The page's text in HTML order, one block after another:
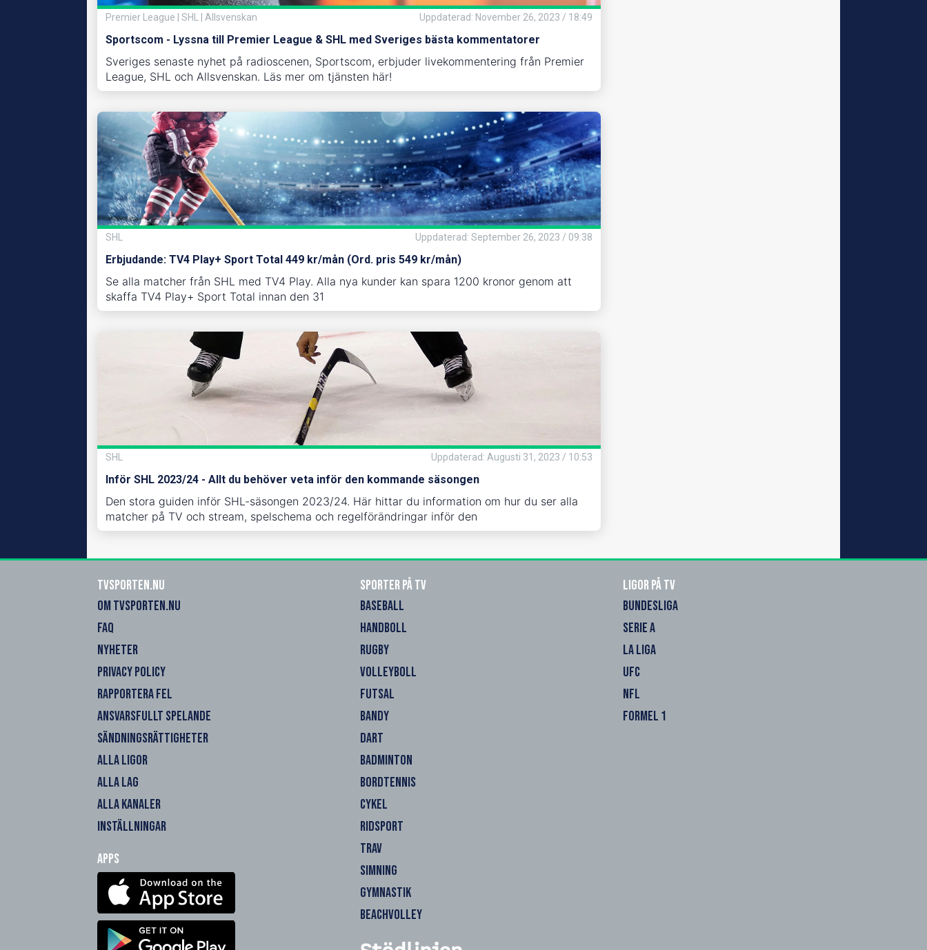
Premier League | SHL | Allsvenskan Uppdaterad: November 26, 2023 / 18:49
Sportscom - Lyssna till Premier League & SHL med Sveriges bästa kommentatorer
Sveriges senaste nyhet på radioscenen, Sportscom, erbjuder livekommentering från Premier
League, SHL och Allsvenskan. Läs mer om tjänsten här!
SHL Uppdaterad: September 26, 2023 / 09:38
Erbjudande: TV4 Play+ Sport Total 449 kr/mån (Ord. pris 549 kr/mån)
Se alla matcher från SHL med TV4 Play. Alla nya kunder kan spara 1200 kronor genom att
skaffa TV4 Play+ Sport Total innan den 31
SHL Uppdaterad: Augusti 31, 2023 / 10:53
Inför SHL 2023/24 - Allt du behöver veta inför den kommande säsongen
Den stora guiden inför SHL-säsongen 2023/24. Här hittar du information om hur du ser alla
matcher på TV och stream, spelschema och regelförändringar inför den
Tvsporten.nu
OM TVSPORTEN.NU
FAQ
NYHETER
PRIVACY POLICY
RAPPORTERA FEL
ANSVARSFULLT SPELANDE
SÄNDNINGSRÄTTIGHETER
ALLA LIGOR
ALLA LAG
ALLA KANALER
INSTÄLLNINGAR
Apps
Sporter på TV
BASEBALL
HANDBOLL
RUGBY
VOLLEYBOLL
FUTSAL
BANDY
DART
BADMINTON
BORDTENNIS
CYKEL
RIDSPORT
TRAV
SIMNING
GYMNASTIK
BEACHVOLLEY
Ligor på TV
BUNDESLIGA
SERIE A
LA LIGA
UFC
NFL
FORMEL 1